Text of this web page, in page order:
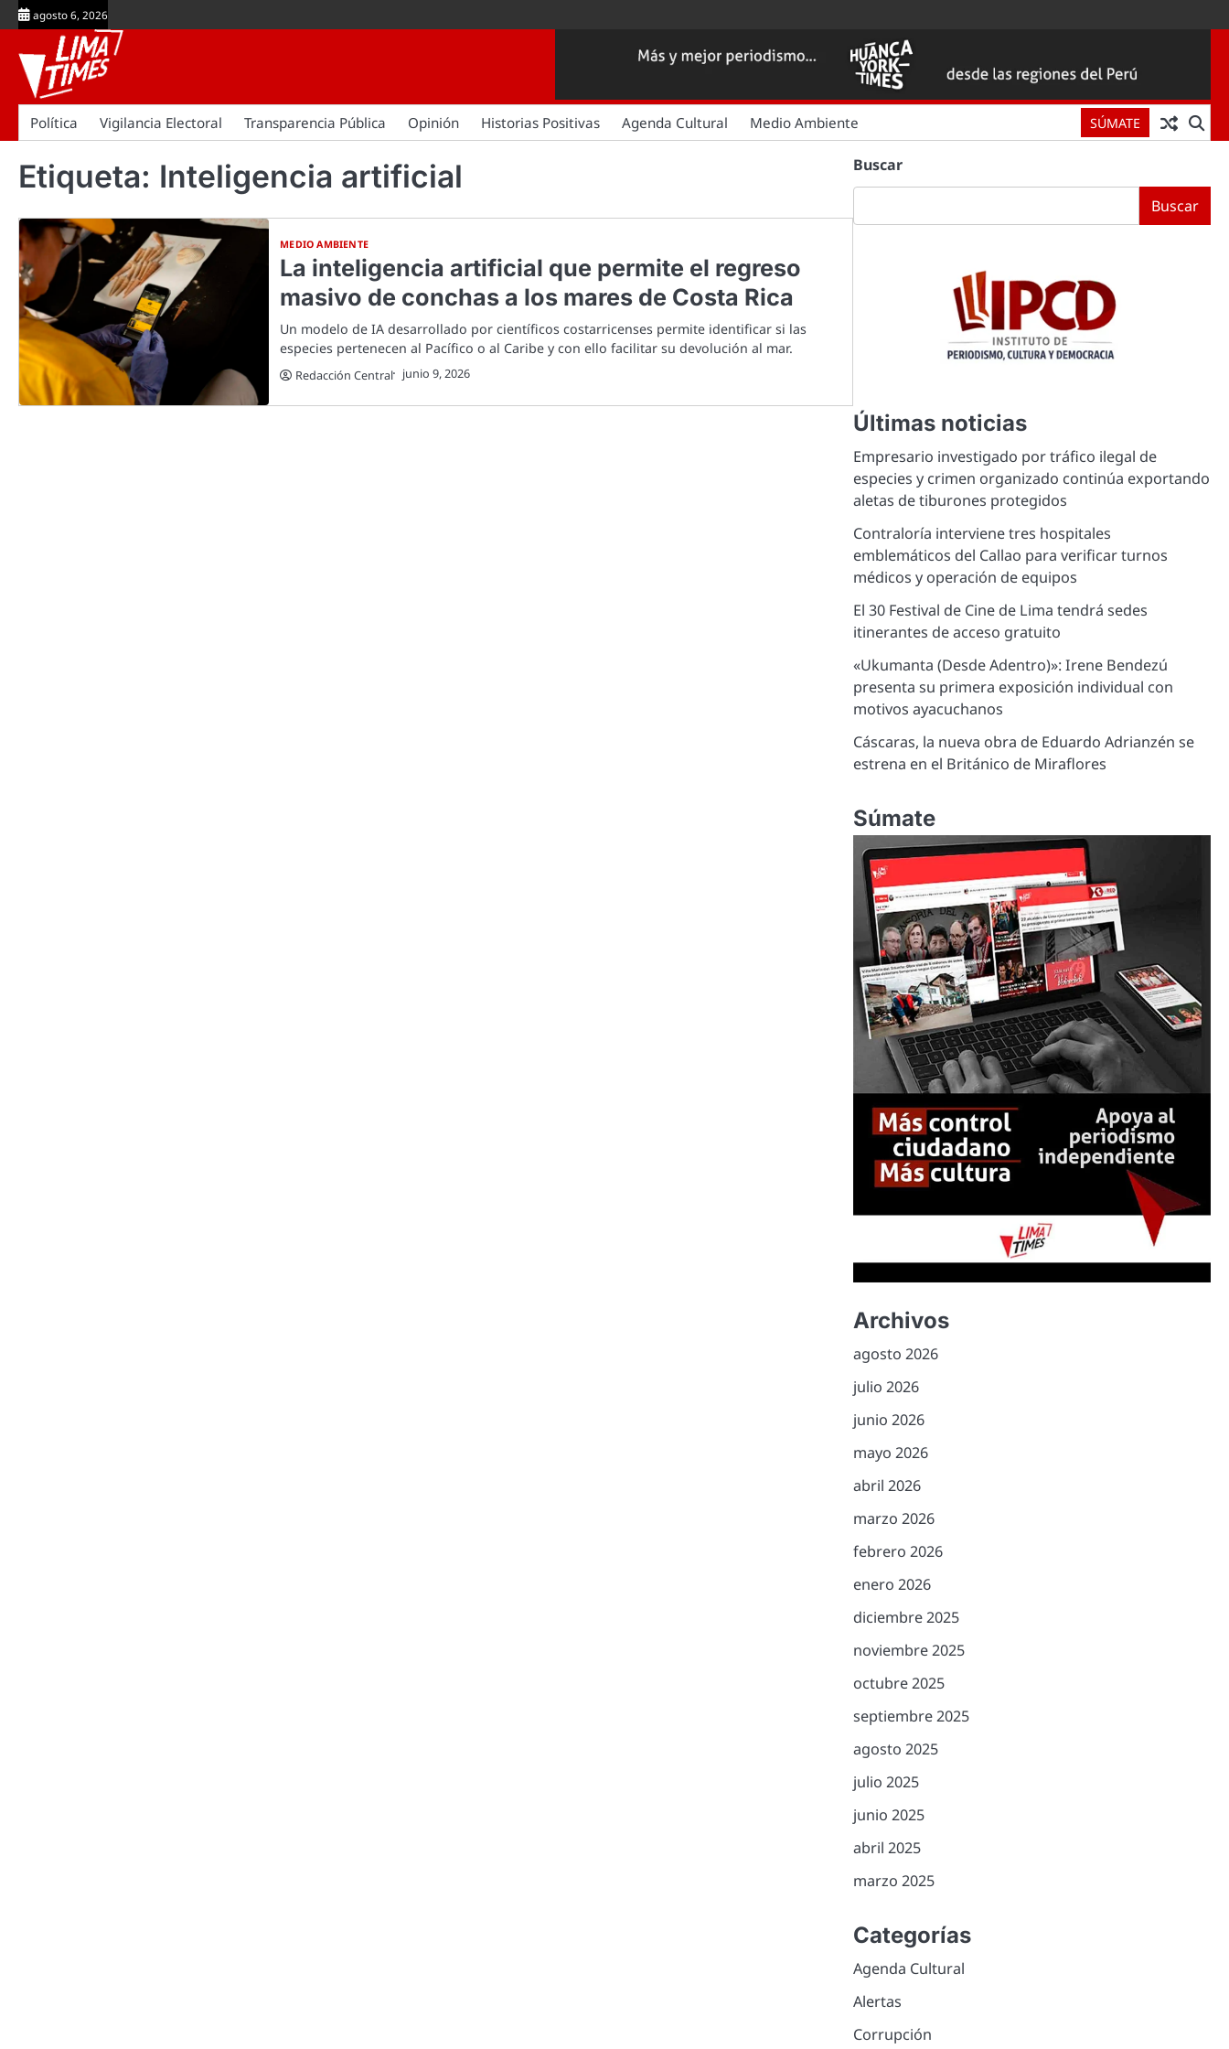
Skip
to
content
agosto 6, 2026
Política Vigilancia Electoral Transparencia Pública Opinión Historias Positivas Agenda Cultural Medio Ambiente SÚMATE
Etiqueta: Inteligencia artificial
MEDIO AMBIENTE
La inteligencia artificial que permite el regreso
masivo de conchas a los mares de Costa Rica
Un modelo de IA desarrollado por científicos costarricenses permite identificar si las
especies pertenecen al Pacífico o al Caribe y con ello facilitar su devolución al mar.
Redacción Central junio 9, 2026
Buscar
Buscar
Últimas noticias
Empresario investigado por tráfico ilegal de
especies y crimen organizado continúa exportando
aletas de tiburones protegidos
Contraloría interviene tres hospitales
emblemáticos del Callao para verificar turnos
médicos y operación de equipos
El 30 Festival de Cine de Lima tendrá sedes
itinerantes de acceso gratuito
«Ukumanta (Desde Adentro)»: Irene Bendezú
presenta su primera exposición individual con
motivos ayacuchanos
Cáscaras, la nueva obra de Eduardo Adrianzén se
estrena en el Británico de Miraflores
Súmate
Archivos
agosto 2026
julio 2026
junio 2026
mayo 2026
abril 2026
marzo 2026
febrero 2026
enero 2026
diciembre 2025
noviembre 2025
octubre 2025
septiembre 2025
agosto 2025
julio 2025
junio 2025
abril 2025
marzo 2025
Categorías
Agenda Cultural
Alertas
Corrupción